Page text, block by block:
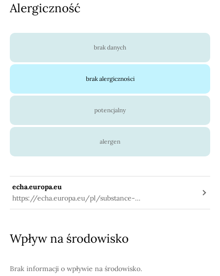
Alergiczność
brak danych
brak alergiczności
potencjalny
alergen
echa.europa.eu
https://echa.europa.eu/pl/substance-
information/-/substanceinfo/100.000.548
Wpływ na środowisko
Brak informacji o wpływie na środowisko.